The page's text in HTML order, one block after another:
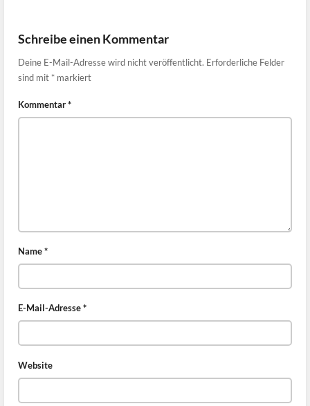
Schreibe einen Kommentar
Deine E-Mail-Adresse wird nicht veröffentlicht. Erforderliche Felder
sind mit * markiert
Kommentar*
Name*
E-Mail-Adresse*
Website